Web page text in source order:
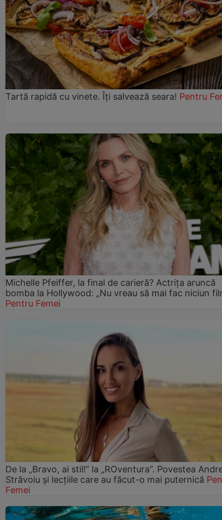
Tartă rapidă cu vinete. Îți salvează seara! Pentru
Michelle Pfeiffer, la final de carieră? Actrița aruncă
bomba la Hollywood: „Nu vreau să mai fac niciun
Pentru Femei
De la „Bravo, ai stil!” la „ROventura”. Povestea
Străvoiu și lecțiile care au făcut-o mai puternică
Femei